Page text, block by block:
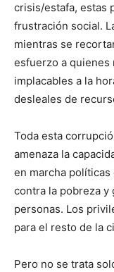
crisis/estafa, estas
frustración social.
mientras se
esfuerzo a quienes
implacables a la
desleales de
Toda esta
amenaza la
en marcha
contra la pobreza y
personas. Los
para el resto de la
Pero no se trata